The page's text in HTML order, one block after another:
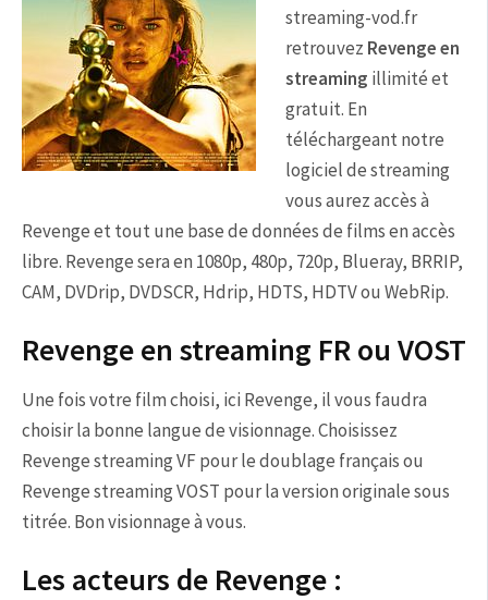
streaming-vod.fr
retrouvez Revenge en
streaming illimité et
gratuit. En
téléchargeant notre
logiciel de streaming
vous aurez accès à
Revenge et tout une base de données de films en accès
libre. Revenge sera en 1080p, 480p, 720p, Blueray, BRRIP,
CAM, DVDrip, DVDSCR, Hdrip, HDTS, HDTV ou WebRip.
Revenge en streaming FR ou VOST
Une fois votre film choisi, ici Revenge, il vous faudra
choisir la bonne langue de visionnage. Choisissez
Revenge streaming VF pour le doublage français ou
Revenge streaming VOST pour la version originale sous
titrée. Bon visionnage à vous.
Les acteurs de Revenge :